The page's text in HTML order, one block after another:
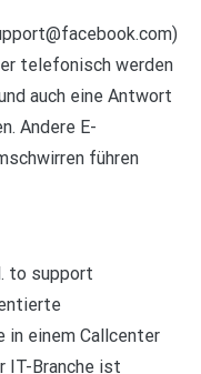
telefonisch werden
auch eine Antwort
Andere E-
führen
to support
einem Callcenter
IT-Branche ist